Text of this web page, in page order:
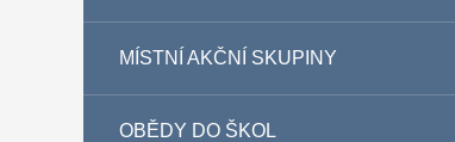
MÍSTNÍ AKČNÍ SKUPINY
OBĚDY DO ŠKOL